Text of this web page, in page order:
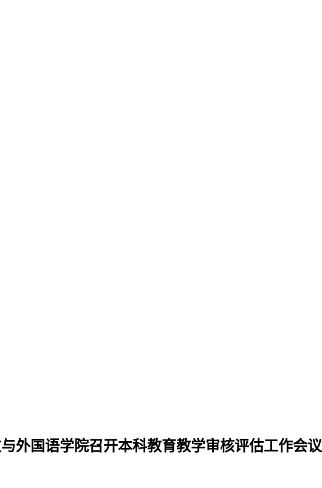
外国语学院召开本科教育教学审核评估工作会议